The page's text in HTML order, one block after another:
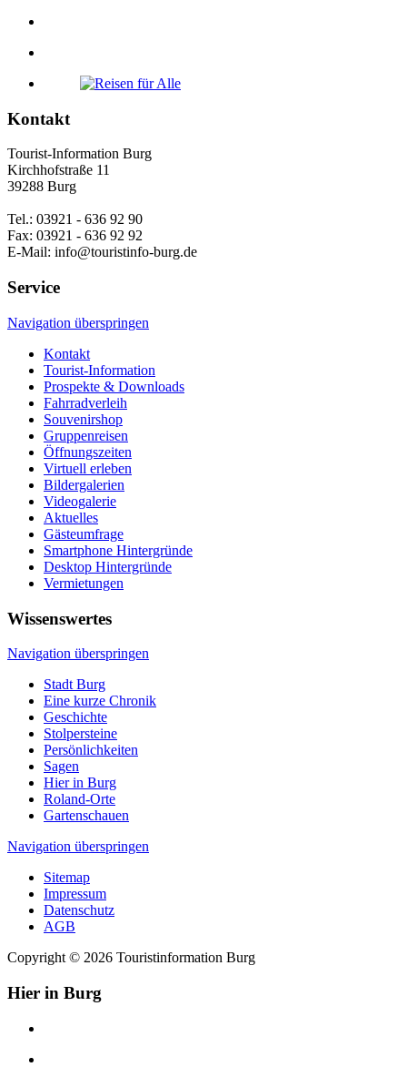
Kontakt
Tourist-Information Burg
Kirchhofstraße 11
39288 Burg
Tel.: 03921 - 636 92 90
Fax: 03921 - 636 92 92
E-Mail: info@touristinfo-burg.de
Service
Navigation überspringen
Kontakt
Tourist-Information
Prospekte & Downloads
Fahrradverleih
Souvenirshop
Gruppenreisen
Öffnungszeiten
Virtuell erleben
Bildergalerien
Videogalerie
Aktuelles
Gästeumfrage
Smartphone Hintergründe
Desktop Hintergründe
Vermietungen
Wissenswertes
Navigation überspringen
Stadt Burg
Eine kurze Chronik
Geschichte
Stolpersteine
Persönlichkeiten
Sagen
Hier in Burg
Roland-Orte
Gartenschauen
Navigation überspringen
Sitemap
Impressum
Datenschutz
AGB
Copyright © 2026 Touristinformation Burg
Hier in Burg